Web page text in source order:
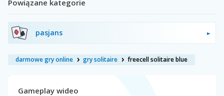
Powiązane kategorie
pasjans
darmowe gry online gry solitaire freecell solitaire blue
Gameplay wideo